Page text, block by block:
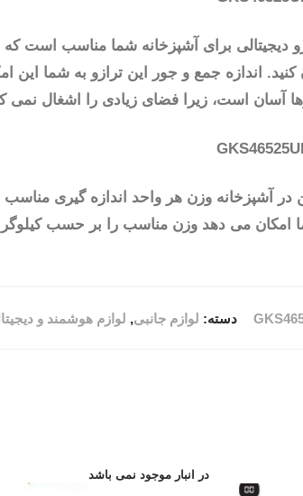
برای آشپزخانه شما مناسب است که
اندازه جمع و جور این ترازو به شما این
آسان است، زیرا فضای زیادی را اشغال نمی
امکان می دهد وزن مناسب را بر حسب
دسته: لوازم جانبی, لوازم هوشمند و